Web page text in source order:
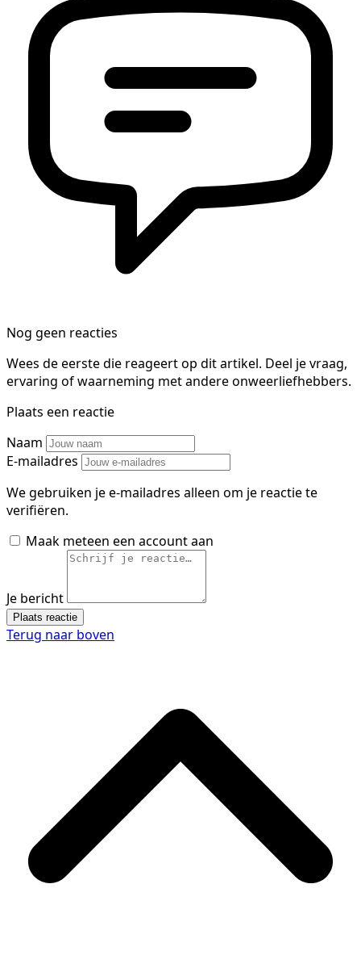
Nog geen reacties
Wees de eerste die reageert op dit artikel. Deel je vraag,
ervaring of waarneming met andere onweerliefhebbers.
Plaats een reactie
Naam
E-mailadres
We gebruiken je e-mailadres alleen om je reactie te
verifiëren.
Maak meteen een account aan
Je bericht
Plaats reactie
Terug naar boven